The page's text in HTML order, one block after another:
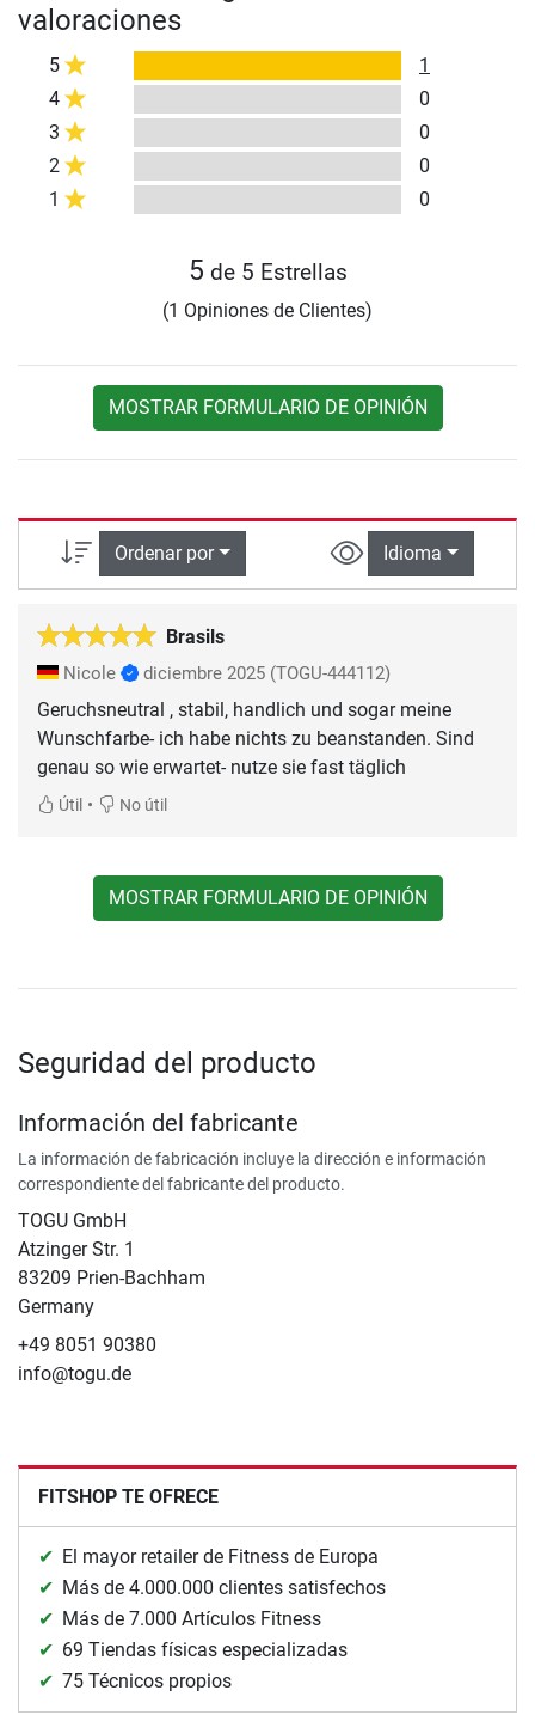
valoraciones
5
1
4
0
3
0
2
0
1
0
5 de 5 Estrellas
(1 Opiniones de Clientes)
MOSTRAR FORMULARIO DE OPINIÓN
Ordenar por Idioma
Brasils
Nicole diciembre 2025 (TOGU-444112)
Geruchsneutral , stabil, handlich und sogar meine
Wunschfarbe- ich habe nichts zu beanstanden. Sind
genau so wie erwartet- nutze sie fast täglich
Útil • No útil
MOSTRAR FORMULARIO DE OPINIÓN
Seguridad del producto
Información del fabricante
La información de fabricación incluye la dirección e información
correspondiente del fabricante del producto.
TOGU GmbH
Atzinger Str. 1
83209 Prien-Bachham
Germany
+49 8051 90380
info@togu.de
FITSHOP TE OFRECE
El mayor retailer de Fitness de Europa
Más de 4.000.000 clientes satisfechos
Más de 7.000 Artículos Fitness
69 Tiendas físicas especializadas
75 Técnicos propios